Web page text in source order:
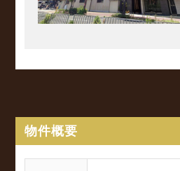
物件概要